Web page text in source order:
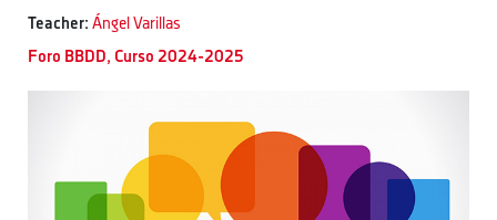
Teacher: Ángel Varillas
Foro BBDD, Curso 2024-2025